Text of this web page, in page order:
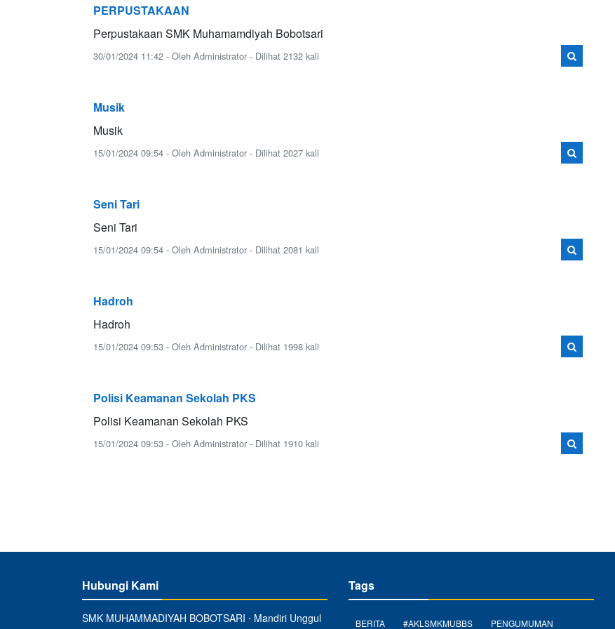
PERPUSTAKAAN
Perpustakaan SMK Muhamamdiyah Bobotsari
30/01/2024 11:42 - Oleh Administrator - Dilihat 2132 kali
Musik
Musik
15/01/2024 09:54 - Oleh Administrator - Dilihat 2027 kali
Seni Tari
Seni Tari
15/01/2024 09:54 - Oleh Administrator - Dilihat 2081 kali
Hadroh
Hadroh
15/01/2024 09:53 - Oleh Administrator - Dilihat 1998 kali
Polisi Keamanan Sekolah PKS
Polisi Keamanan Sekolah PKS
15/01/2024 09:53 - Oleh Administrator - Dilihat 1910 kali
Hubungi Kami
SMK MUHAMMADIYAH BOBOTSARI ⋅ Mandiri Unggul
Tags
BERITA #AKLSMKMUBBS PENGUMUMAN